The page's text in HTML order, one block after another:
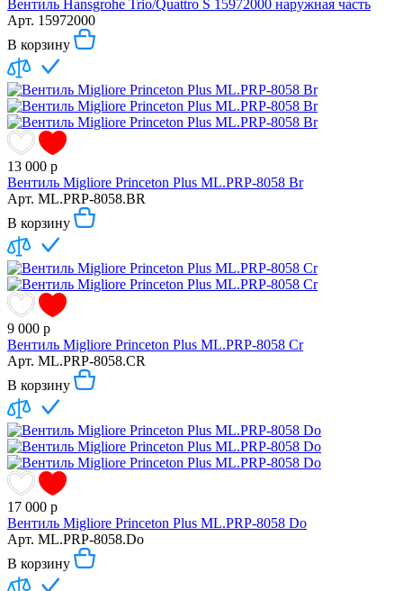
Вентиль Hansgrohe Trio/Quattro S 15972000 наружная часть
Арт. 15972000
В корзину
13 000 р
Вентиль Migliore Princeton Plus ML.PRP-8058 Br
Арт. ML.PRP-8058.BR
В корзину
9 000 р
Вентиль Migliore Princeton Plus ML.PRP-8058 Cr
Арт. ML.PRP-8058.CR
В корзину
17 000 р
Вентиль Migliore Princeton Plus ML.PRP-8058 Do
Арт. ML.PRP-8058.Do
В корзину